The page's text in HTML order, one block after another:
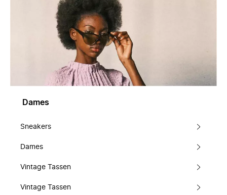
Dames
Sneakers
Dames
Vintage Tassen
Vintage Tassen